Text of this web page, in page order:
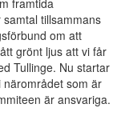
framtida
tillsammans
om att
grönt ljus att vi får
Tullinge. Nu startar
som är
är ansvariga.